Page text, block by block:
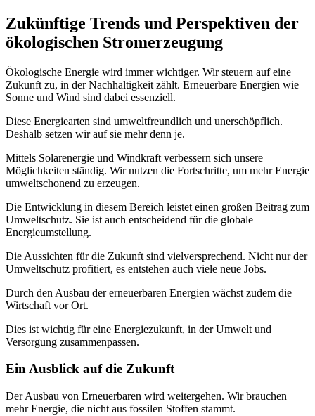
Zukünftige Trends und Perspektiven der
ökologischen Stromerzeugung
Ökologische Energie wird immer wichtiger. Wir steuern auf eine
Zukunft zu, in der Nachhaltigkeit zählt. Erneuerbare Energien wie
Sonne und Wind sind dabei essenziell.
Diese Energiearten sind umweltfreundlich und unerschöpflich.
Deshalb setzen wir auf sie mehr denn je.
Mittels Solarenergie und Windkraft verbessern sich unsere
Möglichkeiten ständig. Wir nutzen die Fortschritte, um mehr Energie
umweltschonend zu erzeugen.
Die Entwicklung in diesem Bereich leistet einen großen Beitrag zum
Umweltschutz. Sie ist auch entscheidend für die globale
Energieumstellung.
Die Aussichten für die Zukunft sind vielversprechend. Nicht nur der
Umweltschutz profitiert, es entstehen auch viele neue Jobs.
Durch den Ausbau der erneuerbaren Energien wächst zudem die
Wirtschaft vor Ort.
Dies ist wichtig für eine Energiezukunft, in der Umwelt und
Versorgung zusammenpassen.
Ein Ausblick auf die Zukunft
Der Ausbau von Erneuerbaren wird weitergehen. Wir brauchen
mehr Energie, die nicht aus fossilen Stoffen stammt.